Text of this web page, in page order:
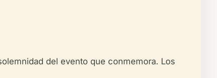
del evento que conmemora. Los